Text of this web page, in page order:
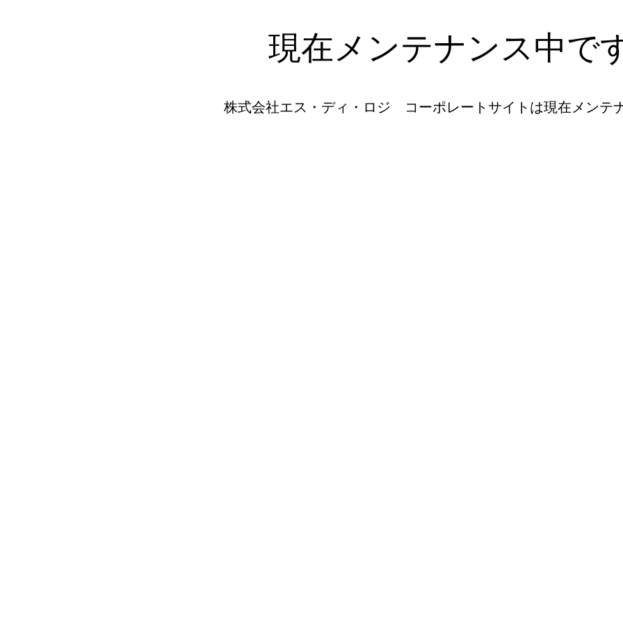
現在メンテナンス中です
株式会社エス・ディ・ロジ コーポレートサイトは現在メンテ